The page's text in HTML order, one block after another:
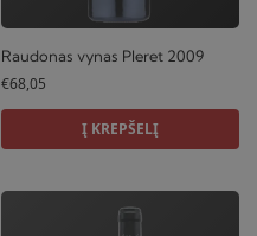
Raudonas vynas Pleret 2009
€68,05
Į KREPŠELĮ